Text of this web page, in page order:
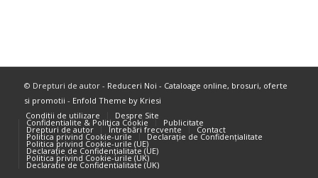
© Drepturi de autor - Reduceri Noi - Cataloage online, brosuri, oferte
si promotii - Enfold Theme by Kriesi
Conditii de utilizare
Despre Site
Confidentialite & Politica Cookie Publicitate
Drepturi de autor Întrebări frecvente Contact
Politica privind Cookie-urile Declarație de Confidențialitate
Politica privind Cookie-urile (UE)
Declarație de Confidențialitate (UE)
Politica privind Cookie-urile (UK)
Declarație de Confidențialitate (UK)